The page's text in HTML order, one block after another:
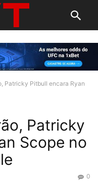
Patricky Pitbull encara Ryan
Patricky
Scope no
0